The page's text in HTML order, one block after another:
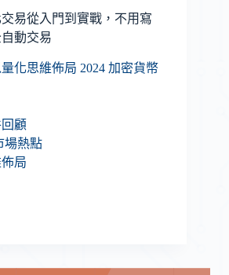
交易從入門到實戰，不用寫
動交易
化思維佈局 2024 加密貨幣
顧
場熱點
局